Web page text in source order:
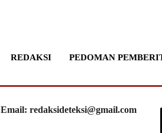
REDAKSI
PEDOMAN
Email: redaksideteksi@gmail.com